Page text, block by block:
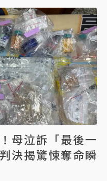
母泣訴「最後一
決揭驚悚奪命瞬